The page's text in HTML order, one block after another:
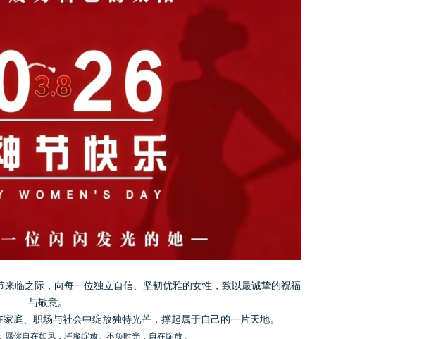
之际，向每一位独立自信、坚韧优雅的女性，致以最诚挚的祝福
与敬意。
庭、职场与社会中绽放独特光芒，撑起属于自己的一片天地。
你自在如风，璀璨绽放。不负时光，自在绽放 。